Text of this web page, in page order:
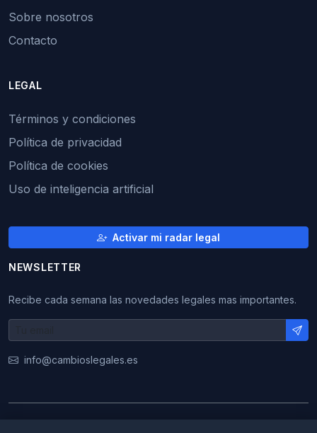
Sobre nosotros
Contacto
LEGAL
Términos y condiciones
Política de privacidad
Política de cookies
Uso de inteligencia artificial
Activar mi radar legal
NEWSLETTER
Recibe cada semana las novedades legales mas importantes.
info@cambioslegales.es